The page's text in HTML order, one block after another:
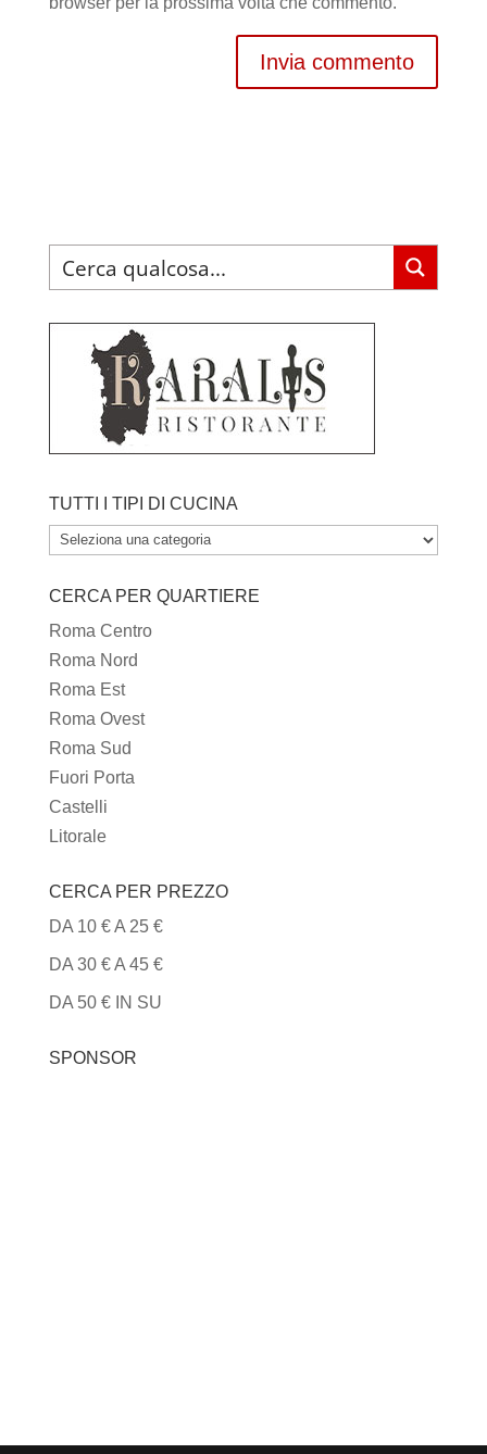
TUTTI I TIPI DI CUCINA
TUTTI
TIPI
DI
CUCINA
CERCA PER QUARTIERE
Roma Centro
Roma Nord
Roma Est
Roma Ovest
Roma Sud
Fuori Porta
Castelli
Litorale
CERCA PER PREZZO
DA 10 € A 25 €
DA 30 € A 45 €
DA 50 € IN SU
SPONSOR